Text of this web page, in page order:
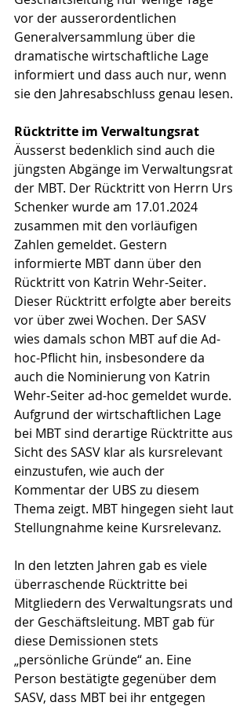
vor der ausserordentlichen
Generalversammlung über die
dramatische wirtschaftliche Lage
informiert und dass auch nur, wenn
sie den Jahresabschluss genau lesen.
Rücktritte im Verwaltungsrat
Äusserst bedenklich sind auch die
jüngsten Abgänge im Verwaltungsrat
der MBT. Der Rücktritt von Herrn Urs
Schenker wurde am 17.01.2024
zusammen mit den vorläufigen
Zahlen gemeldet. Gestern
informierte MBT dann über den
Rücktritt von Katrin Wehr-Seiter.
Dieser Rücktritt erfolgte aber bereits
vor über zwei Wochen. Der SASV
wies damals schon MBT auf die Ad-
hoc-Pflicht hin, insbesondere da
auch die Nominierung von Katrin
Wehr-Seiter ad-hoc gemeldet wurde.
Aufgrund der wirtschaftlichen Lage
bei MBT sind derartige Rücktritte aus
Sicht des SASV klar als kursrelevant
einzustufen, wie auch der
Kommentar der UBS zu diesem
Thema zeigt. MBT hingegen sieht laut
Stellungnahme keine Kursrelevanz.
In den letzten Jahren gab es viele
überraschende Rücktritte bei
Mitgliedern des Verwaltungsrats und
der Geschäftsleitung. MBT gab für
diese Demissionen stets
„persönliche Gründe“ an. Eine
Person bestätigte gegenüber dem
SASV, dass MBT bei ihr entgegen